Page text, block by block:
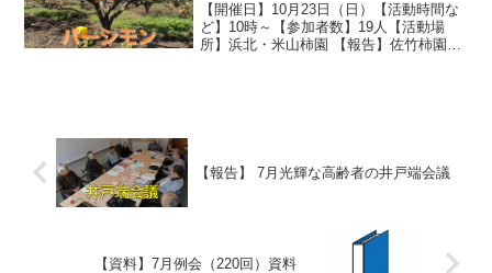
【開催日】10月23日（日）【活動時間な
ど】10時～【参加者数】19人【活動場
所】浜北・米山柿園 【報告】佐竹柿園で
【報告】 7月光輝な高齢者の井戸端会議
【資料】7月例会（220回）資料